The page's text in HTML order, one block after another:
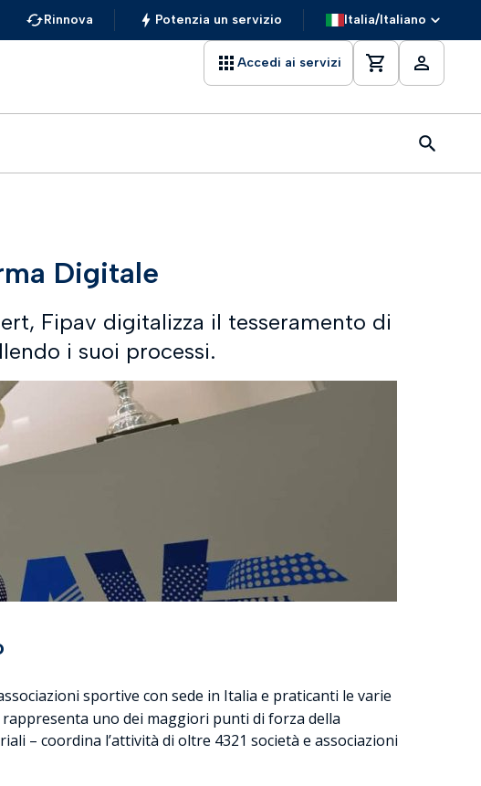
Rinnova Potenzia un servizio Italia/Italiano
Accedi ai servizi
Digitale
Fipav digitalizza il tesseramento di
i suoi processi.
sportive con sede in Italia e praticanti le varie
uno dei maggiori punti di forza della
– coordina l’attività di oltre 4321 società e associazioni